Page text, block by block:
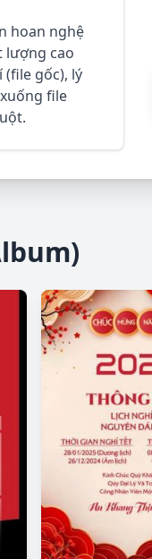
hoan nghệ
lượng cao
gốc), lý
file